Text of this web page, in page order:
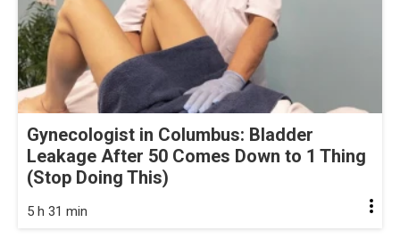
Gynecologist in Columbus: Bladder
Leakage After 50 Comes Down to 1 Thing
(Stop Doing This)
5 h 31 min